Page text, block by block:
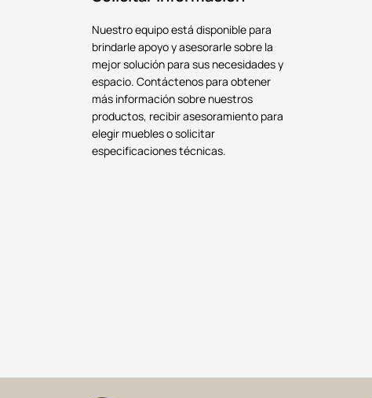
Nuestro equipo está disponible para
brindarle apoyo y asesorarle sobre la
mejor solución para sus necesidades y
espacio. Contáctenos para obtener
más información sobre nuestros
productos, recibir asesoramiento para
elegir muebles o solicitar
especificaciones técnicas.